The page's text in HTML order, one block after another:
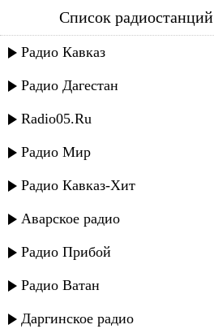
мирес группа - track 16
Список радиостанций
Радио Кавказ
Радио Дагестан
Radio05.Ru
Радио Мир
Радио Кавказ-Хит
Аварское радио
Радио Прибой
Радио Ватан
Даргинское радио
Мирес группа - Track 16
Мирес группа - Track 18
Мирес группа - Track 13